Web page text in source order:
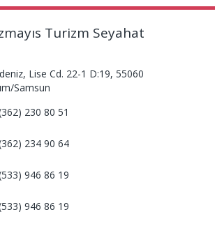
Turizm Seyahat
Lise Cd. 22-1 D:19, 55060
Samsun
230 80 51
234 90 64
946 86 19
946 86 19